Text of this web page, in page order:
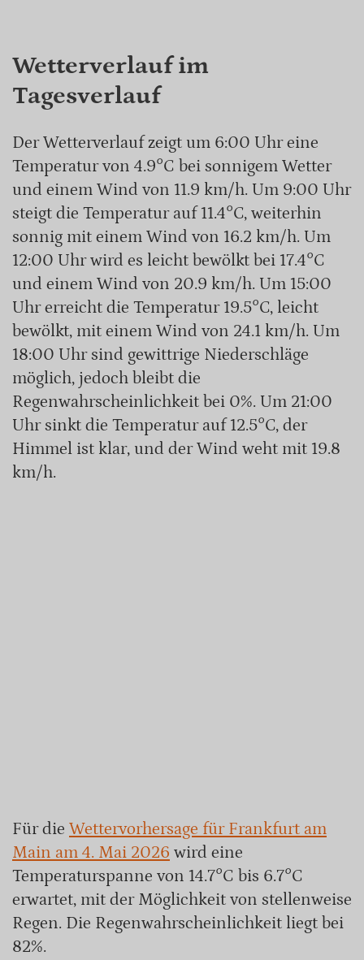
Wetterverlauf im
Tagesverlauf
Der Wetterverlauf zeigt um 6:00 Uhr eine
Temperatur von 4.9°C bei sonnigem Wetter
und einem Wind von 11.9 km/h. Um 9:00 Uhr
steigt die Temperatur auf 11.4°C, weiterhin
sonnig mit einem Wind von 16.2 km/h. Um
12:00 Uhr wird es leicht bewölkt bei 17.4°C
und einem Wind von 20.9 km/h. Um 15:00
Uhr erreicht die Temperatur 19.5°C, leicht
bewölkt, mit einem Wind von 24.1 km/h. Um
18:00 Uhr sind gewittrige Niederschläge
möglich, jedoch bleibt die
Regenwahrscheinlichkeit bei 0%. Um 21:00
Uhr sinkt die Temperatur auf 12.5°C, der
Himmel ist klar, und der Wind weht mit 19.8
km/h.
Für die Wettervorhersage für Frankfurt am
Main am 4. Mai 2026 wird eine
Temperaturspanne von 14.7°C bis 6.7°C
erwartet, mit der Möglichkeit von stellenweise
Regen. Die Regenwahrscheinlichkeit liegt bei
82%.